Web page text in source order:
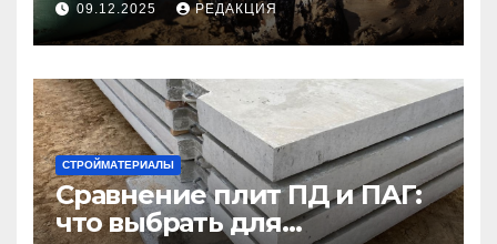
09.12.2025 РЕДАКЦИЯ
СТРОЙМАТЕРИАЛЫ
Сравнение плит ПД и ПАГ:
что выбрать для